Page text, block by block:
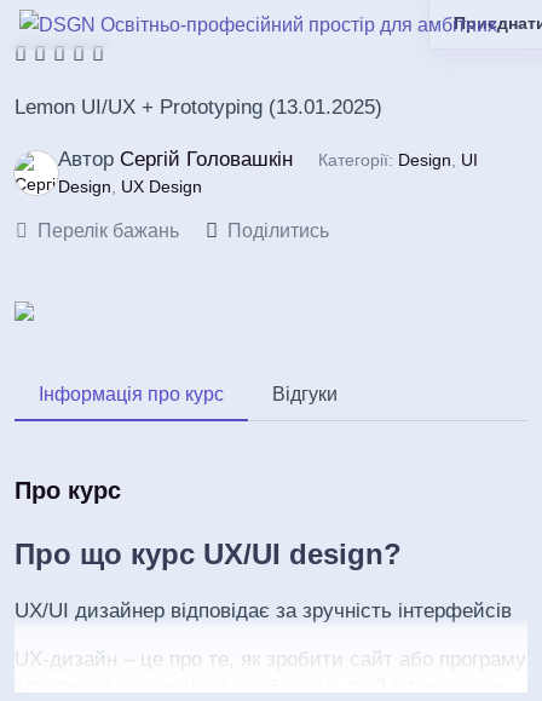
Lemon UI/UX + Prototyping (13.01.2025)
Автор Сергій Головашкін Категорії: Design
UI
Design
UX Design
Перелік бажань Поділитись
Інформація про курс Відгуки
Про курс
Про що курс UX/UI design?
UX/UI дизайнер відповідає за зручність інтерфейсів
UX-дизайн – це про те, як зробити сайт або програму
інтуїтивно зрозумілою, щоб навіть твій кіт зрозумів,